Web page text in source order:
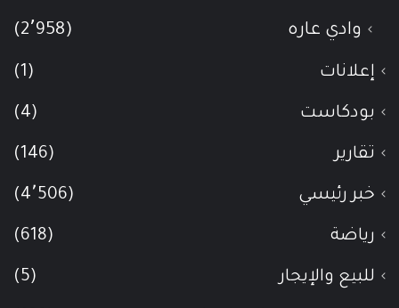
وادي عاره (2٬958)
إعلانات (1)
بودكاست (4)
تقارير (146)
خبر رئيسي (4٬506)
رياضة (618)
للبيع والإيجار (5)